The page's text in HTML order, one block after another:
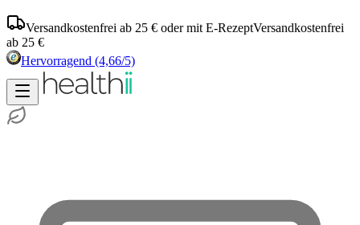
Versandkostenfrei ab 25 € oder mit E-RezeptVersandkostenfrei
ab 25 €
Hervorragend (4,66/5)